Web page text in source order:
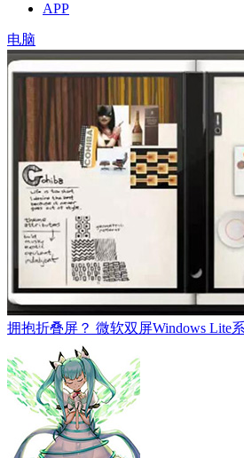
APP
电脑
拥抱折叠屏？ 微软双屏Windows Lite